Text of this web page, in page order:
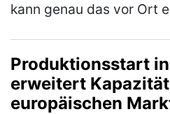
kann genau das vor Ort
(mehr)
Produktionsstart in
erweitert
europäischen